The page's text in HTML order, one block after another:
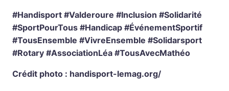
#Handisport #Valderoure #Inclusion #Solidarité
#SportPourTous #Handicap #ÉvénementSportif
#TousEnsemble #VivreEnsemble #Solidarsport
#Rotary #AssociationLéa #TousAvecMathéo
Crédit photo : handisport-lemag.org/